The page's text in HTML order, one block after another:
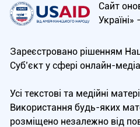
Сайт
Зареєстровано рішенням
Cуб’єкт у сфері онлайн-
Усі текстові та медійні
Використання будь-яких
розміщено незалежно від